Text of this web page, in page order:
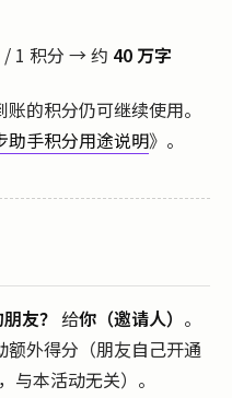
/ 1 积分 → 约 40 万字
的积分仍可继续使用。
助手积分用途说明》。
友？ 给你（邀请人） 。
外得分（朋友自己开通
与本活动无关）。